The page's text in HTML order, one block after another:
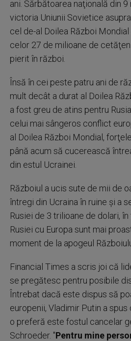
ani. Sărbătoarea naţională din
victoria Uniunii Sovietice
cel de-al Doilea Război
celor 27 de milioane de
pierit în război.
Însă în cei peste patru ani de
mult decât a durat al Doilea
a fost greu de atins pentru
celui mai sângeros conflict
al Doilea Război Mondial,
până acum să cucerească
din estul Ucrainei.
Războiul a ucis sute de mii de
întregi din Ucraina în ruine şi a
Rusiei de 3 trilioane de dolari,
Rusiei cu Europa sunt mai
moment de la apogeul
Financial Times a scris joi că
se pregătesc pentru posibile
Întrebat dacă este dispus să
europenii, Vladimir Putin a
o preferă este fostul cancelar
Schroeder. "Pentru mine